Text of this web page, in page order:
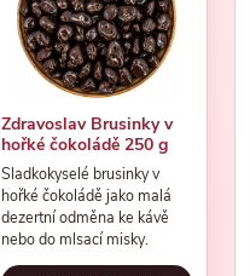
Zdravoslav Brusinky v
hořké čokoládě 250 g
Sladkokyselé brusinky v
hořké čokoládě jako malá
dezertní odměna ke kávě
nebo do mlsací misky.